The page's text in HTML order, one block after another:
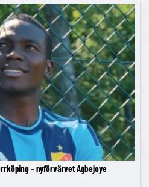
– nyförvärvet Agbejoye